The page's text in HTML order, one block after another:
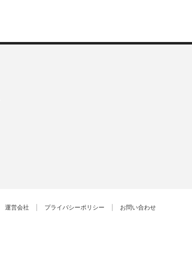
運営会社 プライバシーポリシー お問い合わせ